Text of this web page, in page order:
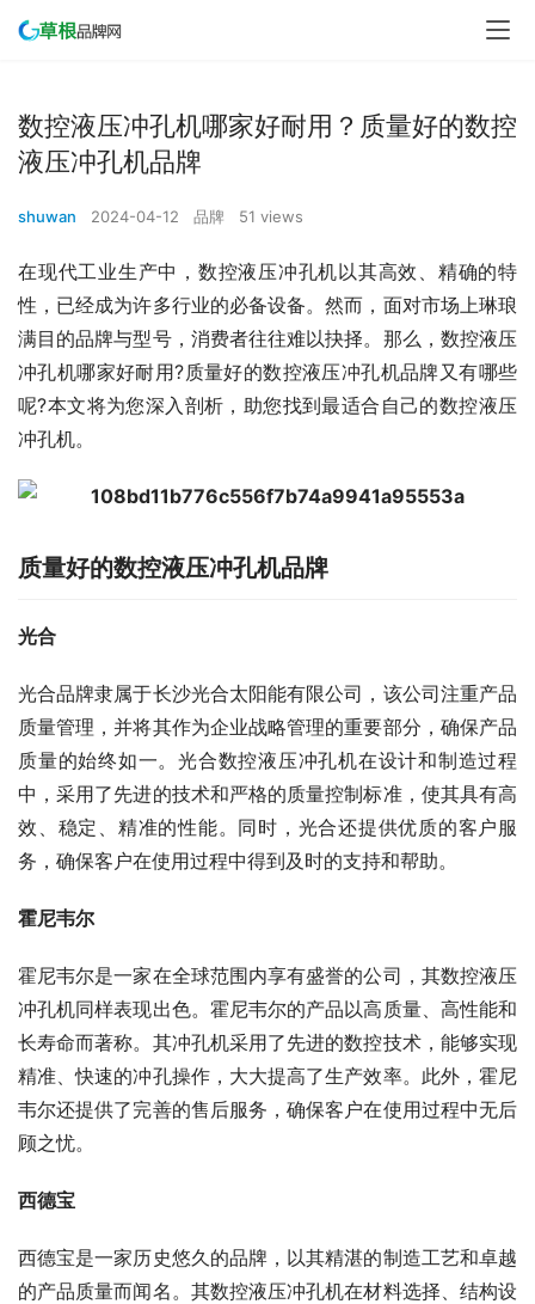
数控液压冲孔机哪家好耐用？质量好的数控
液压冲孔机品牌
shuwan 2024-04-12 品牌 51 views
在现代工业生产中，数控液压冲孔机以其高效、精确的特
性，已经成为许多行业的必备设备。然而，面对市场上琳琅
满目的品牌与型号，消费者往往难以抉择。那么，数控液压
冲孔机哪家好耐用?质量好的数控液压冲孔机品牌又有哪些
呢?本文将为您深入剖析，助您找到最适合自己的数控液压
冲孔机。
质量好的数控液压冲孔机品牌
光合
光合品牌隶属于长沙光合太阳能有限公司，该公司注重产品
质量管理，并将其作为企业战略管理的重要部分，确保产品
质量的始终如一。光合数控液压冲孔机在设计和制造过程
中，采用了先进的技术和严格的质量控制标准，使其具有高
效、稳定、精准的性能。同时，光合还提供优质的客户服
务，确保客户在使用过程中得到及时的支持和帮助。
霍尼韦尔
霍尼韦尔是一家在全球范围内享有盛誉的公司，其数控液压
冲孔机同样表现出色。霍尼韦尔的产品以高质量、高性能和
长寿命而著称。其冲孔机采用了先进的数控技术，能够实现
精准、快速的冲孔操作，大大提高了生产效率。此外，霍尼
韦尔还提供了完善的售后服务，确保客户在使用过程中无后
顾之忧。
西德宝
西德宝是一家历史悠久的品牌，以其精湛的制造工艺和卓越
的产品质量而闻名。其数控液压冲孔机在材料选择、结构设